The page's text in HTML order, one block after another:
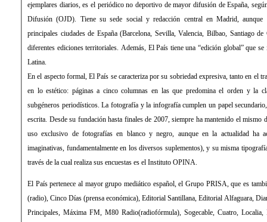
ejemplares diarios, es el periódico no deportivo de mayor difusión de España,
Difusión (OJD). Tiene su sede social y redacción central en Madrid, aunque
principales ciudades de España (Barcelona, Sevilla, Valencia, Bilbao, Santiago de
diferentes ediciones territoriales. Además, El País tiene una “edición global” que
Latina.
En el aspecto formal, El País se caracteriza por su sobriedad expresiva, tanto en el
en lo estético: páginas a cinco columnas en las que predomina el orden y la
subgéneros periodísticos. La fotografía y la infografía cumplen un papel
escrita. Desde su fundación hasta finales de 2007, siempre ha mantenido el mismo
uso exclusivo de fotografías en blanco y negro, aunque en la actualidad ha
imaginativas, fundamentalmente en los diversos suplementos), y su misma
través de la cual realiza sus encuestas es el Instituto OPINA.
El País pertenece al mayor grupo mediático español, el Grupo PRISA, que es
(radio), Cinco Días (prensa económica), Editorial Santillana, Editorial Alfaguara,
Principales, Máxima FM, M80 Radio(radiofórmula), Sogecable, Cuatro,